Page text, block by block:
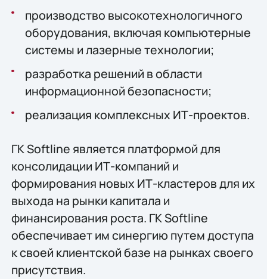
производство высокотехнологичного
оборудования, включая компьютерные
системы и лазерные технологии;
разработка решений в области
информационной безопасности;
реализация комплексных ИТ-проектов.
ГК Softline является платформой для
консолидации ИТ-компаний и
формирования новых ИТ-кластеров для их
выхода на рынки капитала и
финансирования роста. ГК Softline
обеспечивает им синергию путем доступа
к своей клиентской базе на рынках своего
присутствия.